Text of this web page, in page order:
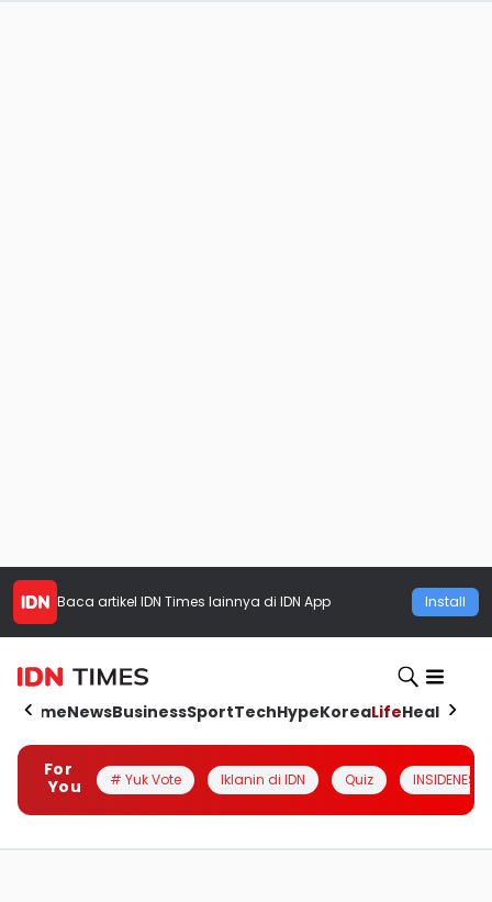
Baca artikel IDN Times lainnya di IDN App Install
HomeNewsBusinessSportTechHypeKoreaLifeHealth
For
You
# Yuk Vote Iklanin di IDN Quiz INSIDENESIA